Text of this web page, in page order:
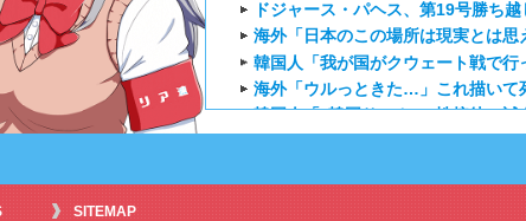
ドジャース・パヘス、第19号勝ち
海外「日本のこの場所は現実とは
韓国人「我が国がクウェート戦で
海外「ウルっときた…」これ描いて
韓国人「“韓国サッカー”性接待の
SITEMAP